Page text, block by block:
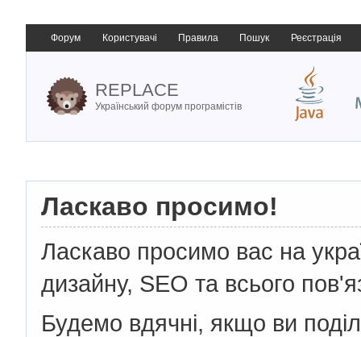
Форум Користувачі Правила Пошук Реєстрація
REPLACE
Український форум програмістів
Ласкаво просимо!
Ласкаво просимо вас на
дизайну, SEO та всього
Будемо вдячні, якщо ви